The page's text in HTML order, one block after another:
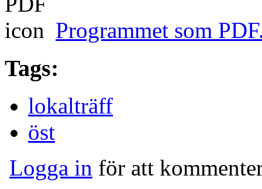
Programmet som
Tags:
lokalträff
öst
Logga in för att